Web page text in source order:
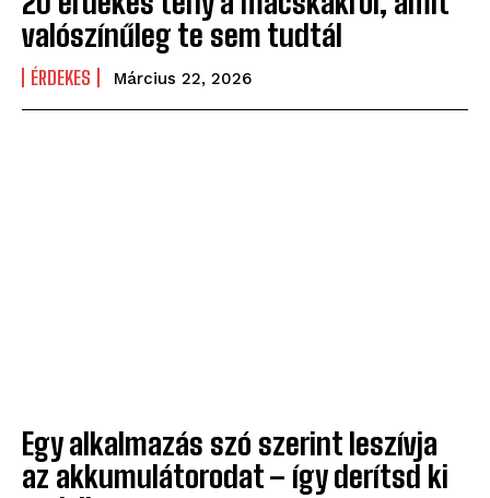
valószínűleg te sem tudtál
ÉRDEKES Március 22, 2026
Egy alkalmazás szó szerint leszívja
az akkumulátorodat – így derítsd ki